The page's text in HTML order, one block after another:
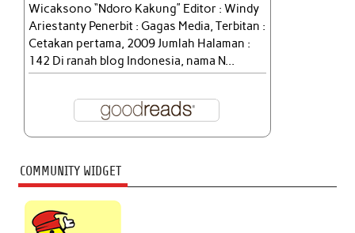
Wicaksono “Ndoro Kakung” Editor : Windy
Ariestanty Penerbit : Gagas Media, Terbitan :
Cetakan pertama, 2009 Jumlah Halaman :
142 Di ranah blog Indonesia, nama N...
COMMUNITY WIDGET